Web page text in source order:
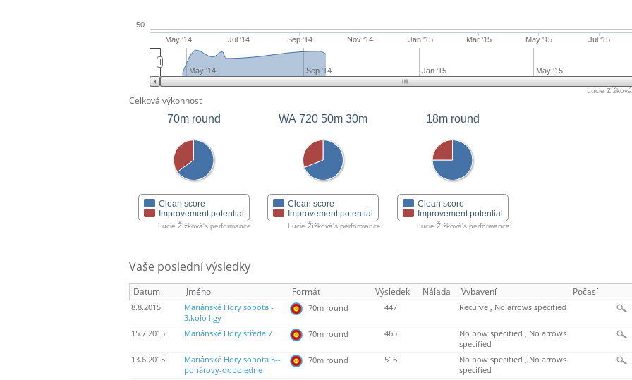
May '14 Jul '14 Sep '14 Nov '14 Jan '15 Mar '15 May '15 Jul '15
50
May '14 Sep '14 Jan '15 May '15
Lucie
Celková výkonnost
70m round
Clean score
Improvement potential
Lucie Žížková's performance
WA 720 50m 30m
Clean score
Improvement potential
Lucie Žížková's performance
18m round
Clean score
Improvement potential
Lucie Žížková's performance
Vaše poslední výsledky
Datum Jméno Formát Výsledek Nálada Vybavení Počasí
8.8.2015
Mariánské Hory sobota -
3.kolo ligy
70m round 447 Recurve , No arrows specified
15.7.2015 Mariánské Hory středa 7 70m round 465
No bow specified , No arrows
specified
13.6.2015
Mariánské Hory sobota 5--
pohárový-dopoledne
70m round 516
No bow specified , No arrows
specified